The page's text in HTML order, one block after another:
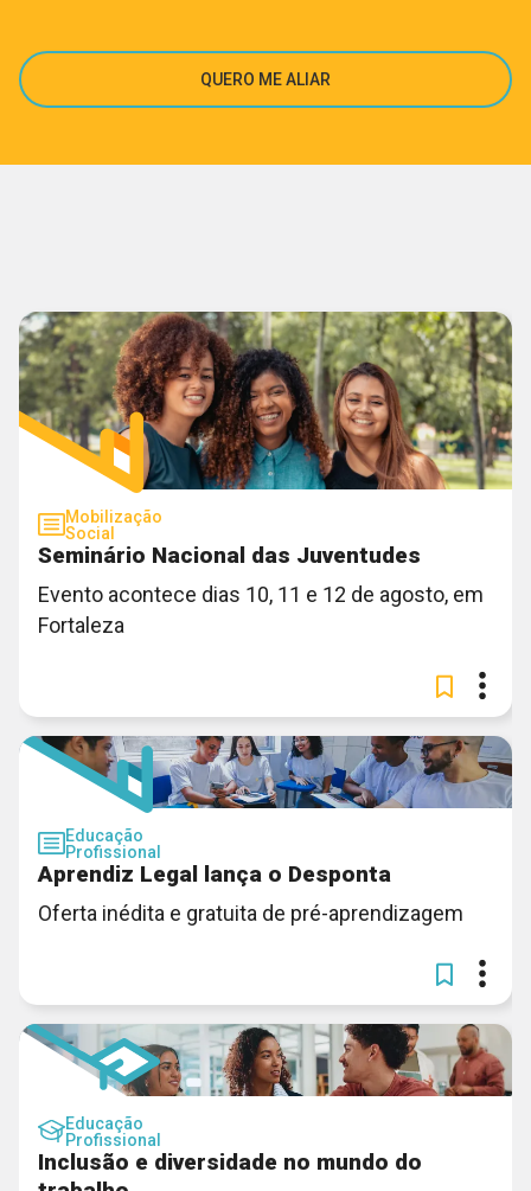
QUERO ME ALIAR
PARA
EVITAR
BUG
DO
WIDTH
DO
SWIPPER
Mobilização
Social
Seminário Nacional das Juventudes
Evento acontece dias 10, 11 e 12 de agosto, em
Fortaleza
Educação
Profissional
Aprendiz Legal lança o Desponta
Oferta inédita e gratuita de pré-aprendizagem
Educação
Profissional
Inclusão e diversidade no mundo do